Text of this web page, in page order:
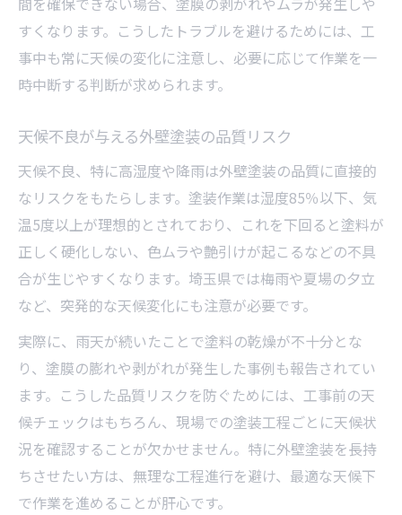
すくなります。こうしたトラブルを避けるためには、工
事中も常に天候の変化に注意し、必要に応じて作業を一
時中断する判断が求められます。
天候不良が与える外壁塗装の品質リスク
天候不良、特に高湿度や降雨は外壁塗装の品質に直接的
なリスクをもたらします。塗装作業は湿度85％以下、気
温5度以上が理想的とされており、これを下回ると塗料が
正しく硬化しない、色ムラや艶引けが起こるなどの不具
合が生じやすくなります。埼玉県では梅雨や夏場の夕立
など、突発的な天候変化にも注意が必要です。
実際に、雨天が続いたことで塗料の乾燥が不十分とな
り、塗膜の膨れや剥がれが発生した事例も報告されてい
ます。こうした品質リスクを防ぐためには、工事前の天
候チェックはもちろん、現場での塗装工程ごとに天候状
況を確認することが欠かせません。特に外壁塗装を長持
ちさせたい方は、無理な工程進行を避け、最適な天候下
で作業を進めることが肝心です。